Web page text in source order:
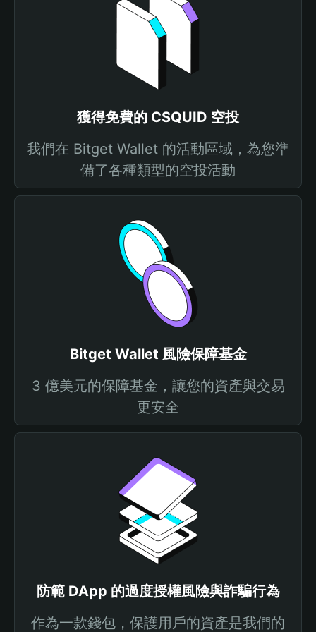
獲得免費的 CSQUID 空投
我們在 Bitget Wallet 的活動區域，為您準
備了各種類型的空投活動
Bitget Wallet 風險保障基金
3 億美元的保障基金，讓您的資產與交易
更安全
防範 DApp 的過度授權風險與詐騙行為
作為一款錢包，保護用戶的資產是我們的